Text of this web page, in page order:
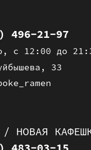
496-21-97
с 12:00 до
33
/ НОВАЯ